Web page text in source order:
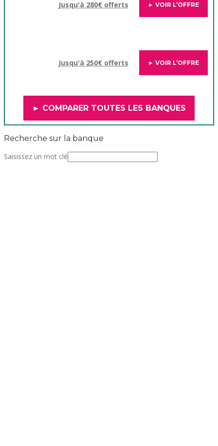
Jusqu'à 280€ offerts ► VOIR L’OFFRE
Jusqu'à 250€ offerts ► VOIR L’OFFRE
► COMPARER TOUTES LES BANQUES
Recherche sur la banque
Saisissez un mot clé